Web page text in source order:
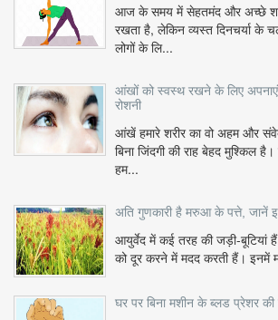
आज के समय में सेहतमंद और अच्छे
रखता है, लेकिन व्यस्त दिनचर्या के
लोगों के लि...
आंखों को स्वस्थ रखने के लिए
रोशनी
आंखें हमारे शरीर का वो अहम और
बिना जिंदगी की राह बेहद मुश्किल
हम...
अति गुणकारी है मरुआ के पत्ते, जानें
आयुर्वेद में कई तरह की जड़ी-बूटियां
को दूर करने में मदद करती हैं। इनमें
घर पर बिना मशीन के ब्लड प्रेशर